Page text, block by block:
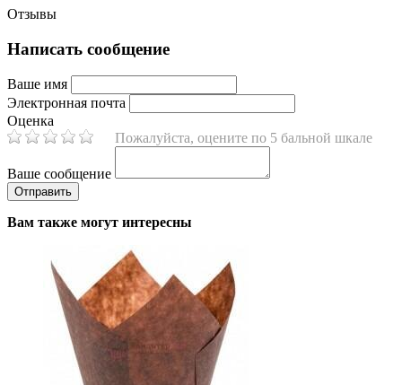
Отзывы
Написать сообщение
Ваше имя
Электронная почта
Оценка
Пожалуйста, оцените по 5 бальной шкале
Ваше сообщение
Вам также могут интересны